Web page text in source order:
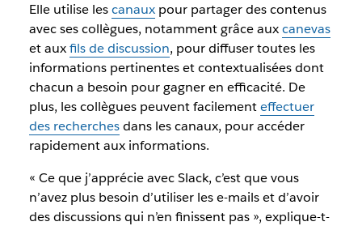
Elle utilise lescanauxpour partager des contenus
avec ses collègues, notamment grâce auxcanevas
et auxfils de discussion, pour diffuser toutes les
informations pertinentes et contextualisées dont
chacun a besoin pour gagner en efficacité. De
plus, les collègues peuvent facilementeffectuer
des recherchesdans les canaux, pour accéder
rapidement aux informations.
« Ce que j’apprécie avec Slack, c’est que vous
n’avez plus besoin d’utiliser les e-mails et d’avoir
des discussions qui n’en finissent pas », explique-t-